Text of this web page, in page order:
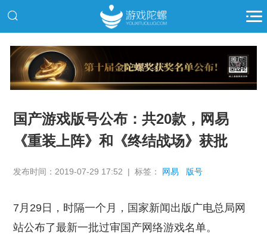
推广
国产游戏版号公布：共20款，网易
《重装上阵》和《终结战场》获批
发布时间：2019-07-29 17:52 | 标签： 网易 版号
7月29日，时隔一个月，国家新闻出版广电总局网
站公布了最新一批过审国产网络游戏名单。